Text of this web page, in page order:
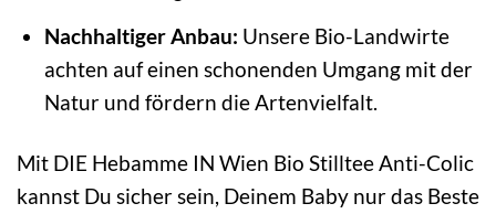
Nachhaltiger Anbau: Unsere Bio-Landwirte
achten auf einen schonenden Umgang mit der
Natur und fördern die Artenvielfalt.
Mit DIE Hebamme IN Wien Bio Stilltee Anti-Colic
kannst Du sicher sein, Deinem Baby nur das Beste